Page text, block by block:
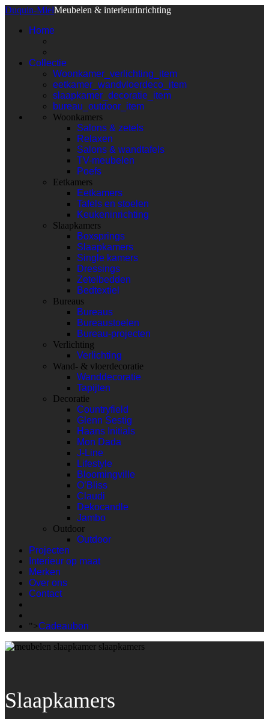
Duquin-MielMeubelen & interieurinrichting
Home
Collectie
Woonkamer_verlichting_item
eetkamer_wandvloerdeco_item
slaapkamer_decoratie_item
bureau_outdoor_item
Woonkamers
Salons & zetels
Relaxen
Salons & wandtafels
TV-meubelen
Poefs
Eetkamers
Eetkamers
Tafels en stoelen
Keukeninrichting
Slaapkamers
Boxsprings
Slaapkamers
Single kamers
Dressings
Zetelbedden
Bedtextiel
Bureaus
Bureaus
Bureaustoelen
Bureau-projecten
Verlichting
Verlichting
Wand- & vloerdecoratie
Wanddecoratie
Tapijten
Decoratie
Countryfield
Glenn Sestig
Haans Initials
Mon Dada
J-Line
Lifestyle
Bloomingville
O’Bliss
Claudi
Dekocandle
Jambo
Outdoor
Outdoor
Projecten
Interieur op maat
Merken
Over ons
Contact
">Cadeaubon
Slaapkamers